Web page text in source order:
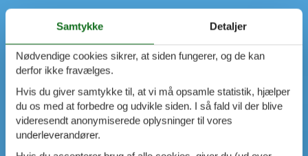
Samtykke Detaljer
Nødvendige cookies sikrer, at siden fungerer, og de kan
derfor ikke fravælges.
Hvis du giver samtykke til, at vi må opsamle statistik, hjælper
du os med at forbedre og udvikle siden. I så fald vil der blive
videresendt anonymiserede oplysninger til vores
underleverandører.